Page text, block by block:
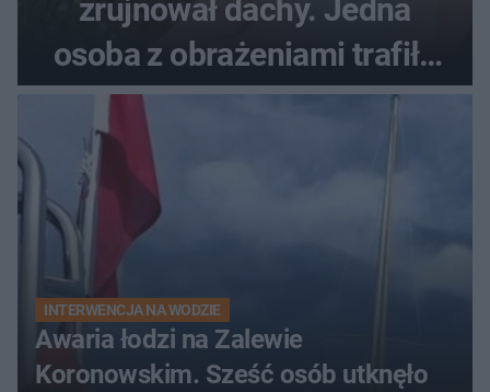
zrujnował dachy. Jedna
osoba z obrażeniami trafiła
do szpitala
INTERWENCJA NA WODZIE
Awaria łodzi na Zalewie
Koronowskim. Sześć osób utknęło